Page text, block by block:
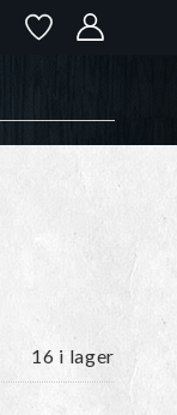
16 i lager